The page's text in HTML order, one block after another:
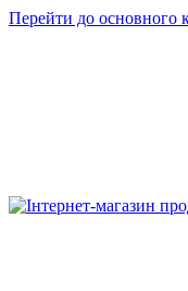
Перейти до основного